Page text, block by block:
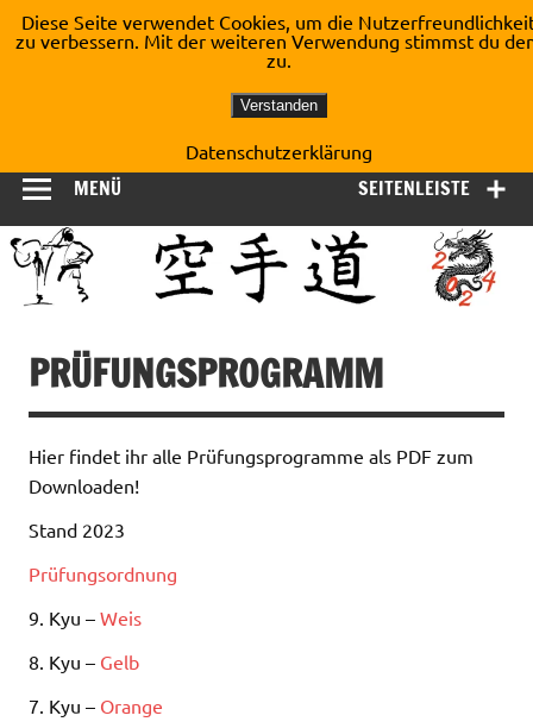
Inhalt
springen
Shotokan Karate Dojo
Kirchberg e.V.
SEITENLEISTE
MENÜ
PRÜFUNGSPROGRAMM
Hier findet ihr alle Prüfungsprogramme als PDF zum
Downloaden!
Stand 2023
Prüfungsordnung
9. Kyu – Weis
8. Kyu – Gelb
7. Kyu – Orange
Diese Seite verwendet Cookies, um die
zu verbessern. Mit der weiteren Verwendung stimmst du
zu.
Verstanden
Datenschutzerklärung